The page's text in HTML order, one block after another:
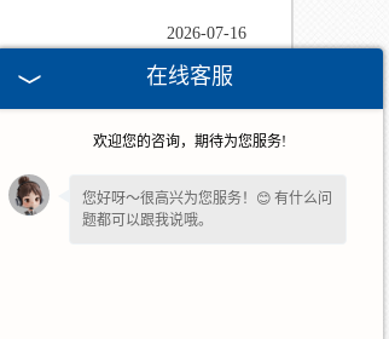
2026-07-16
2026-05-01
在线客服
欢迎您的咨询，期待为您服务!
您好呀～很高兴为您服务！😊 有什么问
题都可以跟我说哦。